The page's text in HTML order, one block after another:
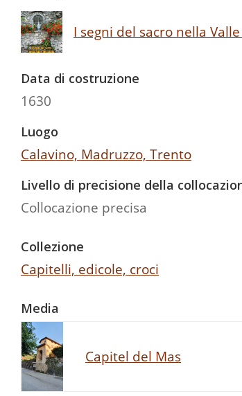
I segni del sacro nella
Data di costruzione
1630
Luogo
Calavino, Madruzzo, Trento
Livello di precisione della
Collocazione precisa
Collezione
Capitelli, edicole, croci
Media
Capitel del Mas